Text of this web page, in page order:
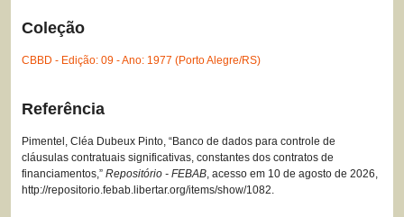
Coleção
CBBD - Edição: 09 - Ano: 1977 (Porto Alegre/RS)
Referência
Pimentel, Cléa Dubeux Pinto, “Banco de dados para controle de
cláusulas contratuais significativas, constantes dos contratos de
financiamentos,” Repositório - FEBAB, acesso em 10 de agosto de 2026,
http://repositorio.febab.libertar.org/items/show/1082.